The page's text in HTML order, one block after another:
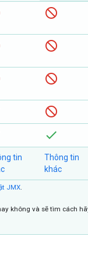
tin
Thông tin
khác
JMX.
không và sẽ tìm cách